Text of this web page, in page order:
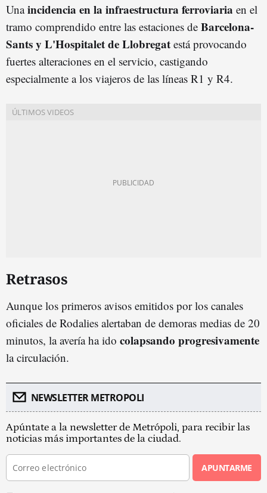
Unaincidencia en la infraestructura ferroviaria en el
tramo comprendido entre las estaciones de Barcelona-
Sants y L'Hospitalet de Llobregat está provocando
fuertes alteraciones en el servicio, castigando
especialmente a los viajeros de las líneas R1 y R4.
Retrasos
Aunque los primeros avisos emitidos por los canales
oficiales de Rodalies alertaban de demoras medias de 20
minutos, la avería ha ido colapsando progresivamente
la circulación.
NEWSLETTER METROPOLI
Apúntate a la newsletter de Metrópoli, para recibir las
noticias más importantes de la ciudad.
APUNTARME